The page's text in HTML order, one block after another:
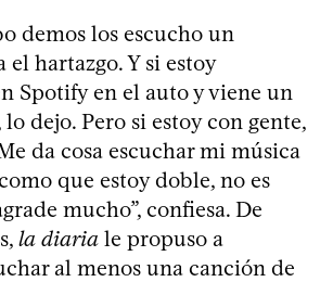
demos los escucho un
el hartazgo. Y si estoy
Spotify en el auto y viene un
dejo. Pero si estoy con gente,
da cosa escuchar mi música
que estoy doble, no es
mucho”, confiesa. De
la diaria le propuso a
al menos una canción de